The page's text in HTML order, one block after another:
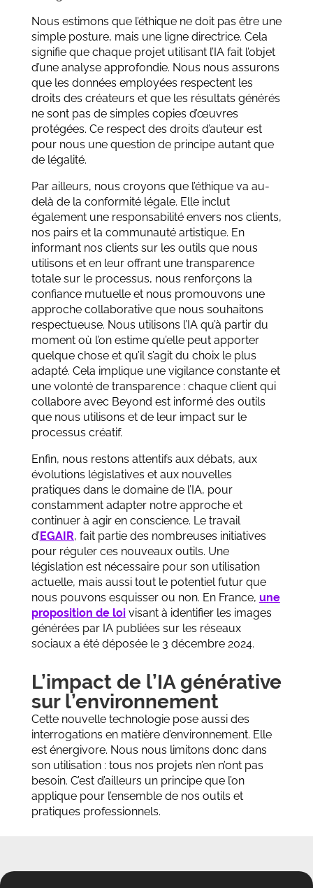
Nous estimons que l’éthique ne doit pas être une
simple posture, mais une ligne directrice. Cela
signifie que chaque projet utilisant l’IA fait l’objet
d’une analyse approfondie. Nous nous assurons
que les données employées respectent les
droits des créateurs et que les résultats générés
ne sont pas de simples copies d’œuvres
protégées. Ce respect des droits d’auteur est
pour nous une question de principe autant que
de légalité.
Par ailleurs, nous croyons que l’éthique va au-
delà de la conformité légale. Elle inclut
également une responsabilité envers nos clients,
nos pairs et la communauté artistique. En
informant nos clients sur les outils que nous
utilisons et en leur offrant une transparence
totale sur le processus, nous renforçons la
confiance mutuelle et nous promouvons une
approche collaborative que nous souhaitons
respectueuse. Nous utilisons l’IA qu’à partir du
moment où l’on estime qu’elle peut apporter
quelque chose et qu’il s’agit du choix le plus
adapté. Cela implique une vigilance constante et
une volonté de transparence : chaque client qui
collabore avec Beyond est informé des outils
que nous utilisons et de leur impact sur le
processus créatif.
Enfin, nous restons attentifs aux débats, aux
évolutions législatives et aux nouvelles
pratiques dans le domaine de l’IA, pour
constamment adapter notre approche et
continuer à agir en conscience. Le travail
d’EGAIR, fait partie des nombreuses initiatives
pour réguler ces nouveaux outils. Une
législation est nécessaire pour son utilisation
actuelle, mais aussi tout le potentiel futur que
nous pouvons esquisser ou non. En France, une
proposition de loivisant à identifier les images
générées par IA publiées sur les réseaux
sociaux a été déposée le 3 décembre 2024.
L’impact de l’IA générative
sur l’environnement
Cette nouvelle technologie pose aussi des
interrogations en matière d’environnement. Elle
est énergivore. Nous nous limitons donc dans
son utilisation : tous nos projets n’en n’ont pas
besoin. C’est d’ailleurs un principe que l’on
applique pour l’ensemble de nos outils et
pratiques professionnels.